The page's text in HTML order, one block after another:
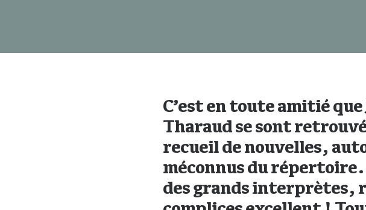
C’est en toute amitié
Tharaud se sont
recueil de nouvelles,
méconnus du
des grands interprètes,